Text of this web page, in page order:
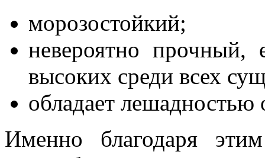
морозостойкий;
невероятно прочный,
высоких среди всех
обладает лешадностью
Именно благодаря